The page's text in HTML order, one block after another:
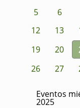
5
6
12
13
19
20
26
27
Eventos
2025